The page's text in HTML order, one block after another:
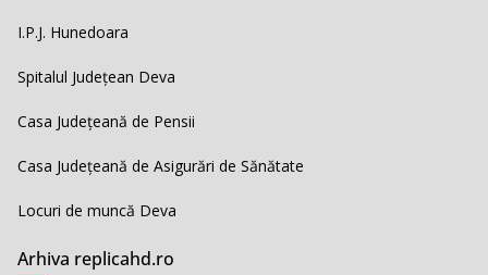
I.P.J. Hunedoara
Spitalul Județean Deva
Casa Județeană de Pensii
Casa Județeană de Asigurări de Sănătate
Locuri de muncă Deva
Arhiva replicahd.ro